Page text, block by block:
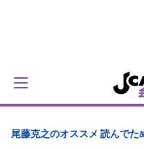
尾藤克之のオススメ 読んでた